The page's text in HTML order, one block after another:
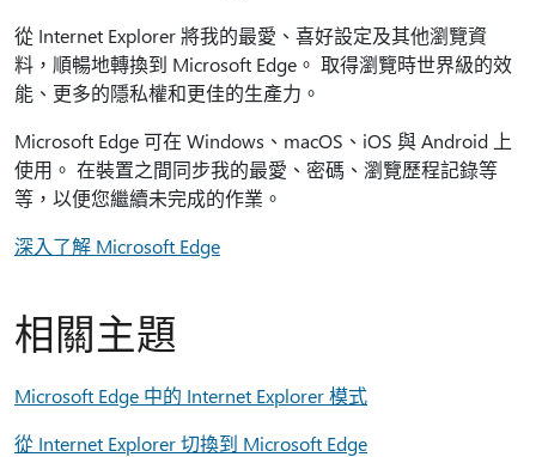
從 Internet Explorer 將我的最愛、喜好設定及其他瀏覽資
料，順暢地轉換到 Microsoft Edge。 取得瀏覽時世界級的效
能、更多的隱私權和更佳的生產力。
Microsoft Edge 可在 Windows、macOS、iOS 與 Android 上
使用。 在裝置之間同步我的最愛、密碼、瀏覽歷程記錄等
等，以便您繼續未完成的作業。
深入了解 Microsoft Edge
相關主題
Microsoft Edge 中的 Internet Explorer 模式
從 Internet Explorer 切換到 Microsoft Edge